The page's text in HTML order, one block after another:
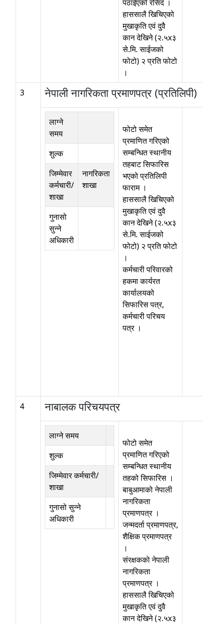
पठाईएको रसिद ।
हाससालै खिचिएको
मुखाकृति एवं दुवै
कान देखिने (२.५x३
से.मि. साईजको
फोटो) २ प्रति फोटो
।
3
नेपाली नागरिकता प्रमाणपत्र (प्रतिलिपी)
लाग्ने
समय
शुल्क
जिम्मेवार
कर्मचारी/
शाखा
नागरिकता
शाखा
गुनासो
सुन्ने
अधिकारी
फोटो समेत
प्रमाणित गरिएको
सम्बन्धित स्थानीय
तहबाट सिफारिस
भएको प्रतिलिपी
फाराम ।
हाससालै खिचिएको
मुखाकृति एवं दुवै
कान देखिने (२.५x३
से.मि. साईजको
फोटो) २ प्रति फोटो
।
कर्मचारी परिवारको
हकमा कार्यरत
कार्यालयको
सिफारिस पत्र,
कर्मचारी परिचय
पत्र ।
4 नाबालक परिचयपत्र
लाग्ने समय
शुल्क
जिम्मेवार कर्मचारी/
शाखा
गुनासो सुन्ने
अधिकारी
फोटो समेत
प्रमाणित गरिएको
सम्बन्धित स्थानीय
तहको सिफारिस ।
बाबुआमाको नेपाली
नागरिकता
प्रमाणपत्र ।
जन्मदर्ता प्रमाणपत्र,
शैक्षिक प्रमाणपत्र
।
संरक्षकको नेपाली
नागरिकता
प्रमाणपत्र ।
हाससालै खिचिएको
मुखाकृति एवं दुवै
कान देखिने (२.५x३